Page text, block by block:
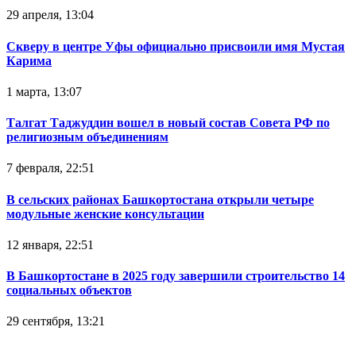
29 апреля, 13:04
Скверу в центре Уфы официально присвоили имя Мустая
Карима
1 марта, 13:07
Талгат Таджуддин вошел в новый состав Совета РФ по
религиозным объединениям
7 февраля, 22:51
В сельских районах Башкортостана открыли четыре
модульные женские консультации
12 января, 22:51
В Башкортостане в 2025 году завершили строительство 14
социальных объектов
29 сентября, 13:21